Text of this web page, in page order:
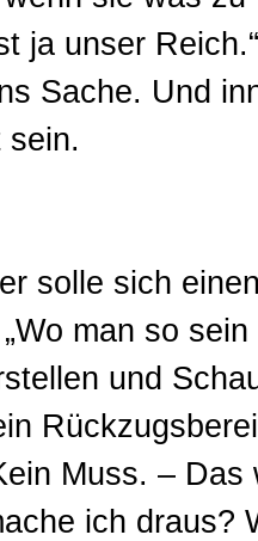
ja unser
Sache. Und
sein.
solle sich
man so
und
Muss. – Das
ich draus?